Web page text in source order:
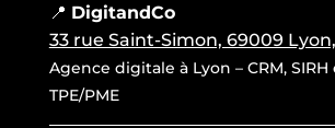
📍 DigitandCo
33 rue Saint-Simon, 69009
Agence digitale à Lyon – CRM,
TPE/PME